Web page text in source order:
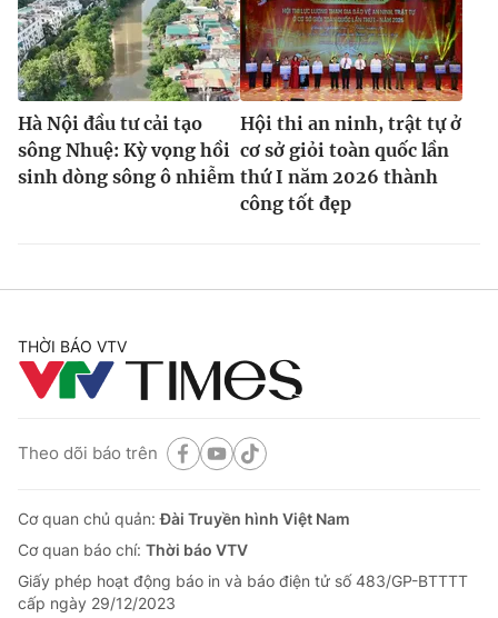
Hà Nội đầu tư cải tạo
sông Nhuệ: Kỳ vọng hồi
sinh dòng sông ô nhiễm
Hội thi an ninh, trật tự ở
cơ sở giỏi toàn quốc lần
thứ I năm 2026 thành
công tốt đẹp
THỜI BÁO VTV
Theo dõi báo trên
Cơ quan chủ quản:Đài Truyền hình Việt Nam
Cơ quan báo chí: Thời báo VTV
Giấy phép hoạt động báo in và báo điện tử số 483/GP-BTTTT
cấp ngày 29/12/2023